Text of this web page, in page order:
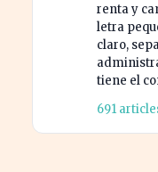
renta y
letra
claro,
tiene el
691